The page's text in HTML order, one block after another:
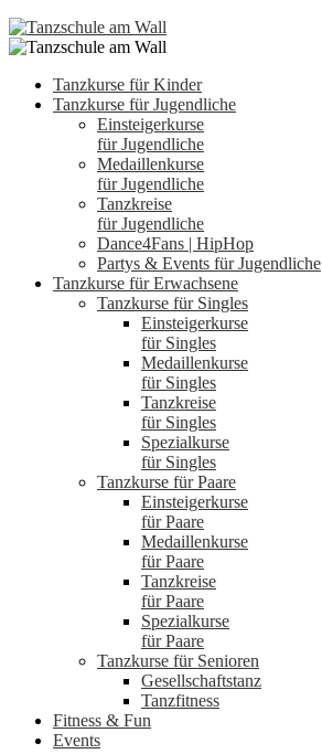
Tanzkurse für Kinder
Tanzkurse für Jugendliche
Einsteigerkurse
für Jugendliche
Medaillenkurse
für Jugendliche
Tanzkreise
für Jugendliche
Dance4Fans | HipHop
Partys & Events für Jugendliche
Tanzkurse für Erwachsene
Tanzkurse für Singles
Einsteigerkurse
für Singles
Medaillenkurse
für Singles
Tanzkreise
für Singles
Spezialkurse
für Singles
Tanzkurse für Paare
Einsteigerkurse
für Paare
Medaillenkurse
für Paare
Tanzkreise
für Paare
Spezialkurse
für Paare
Tanzkurse für Senioren
Gesellschaftstanz
Tanzfitness
Fitness & Fun
Events